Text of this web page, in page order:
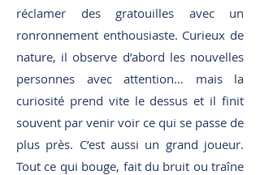
réclamer des gratouilles avec un
ronronnement enthousiaste. Curieux de
nature, il observe d’abord les nouvelles
personnes avec attention… mais la
curiosité prend vite le dessus et il finit
souvent par venir voir ce qui se passe de
plus près. C’est aussi un grand joueur.
Tout ce qui bouge, fait du bruit ou traîne